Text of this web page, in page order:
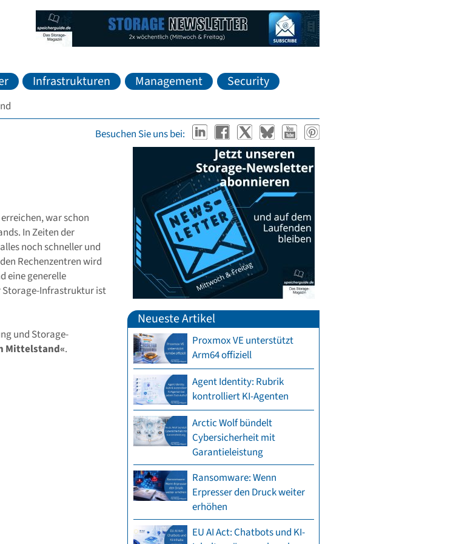
Infrastrukturen Management Security
Besuchen Sie uns bei:
war schon
In Zeiten der
noch schneller und
Rechenzentren wird
eine generelle
Storage-Infrastruktur ist
und Storage-
Mittelstand«.
Neueste Artikel
Proxmox VE unterstützt
Arm64 offiziell
Agent Identity: Rubrik
kontrolliert KI-Agenten
Arctic Wolf bündelt
Cybersicherheit mit
Garantieleistung
Ransomware: Wenn
Erpresser den Druck weiter
erhöhen
EU AI Act: Chatbots und KI-